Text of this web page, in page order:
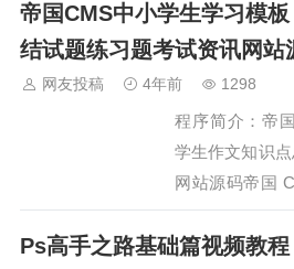
养着等权重就
修复了已发现
cms7.5 这款源
帝国CMS中小学生学习模
结试题练习题考试资讯网站
网友投稿 4年前 1298
程序简介：帝
学生作文知识
网站源码帝国
模板，简洁大
好的手机端，
Ps高手之路基础篇视频教程